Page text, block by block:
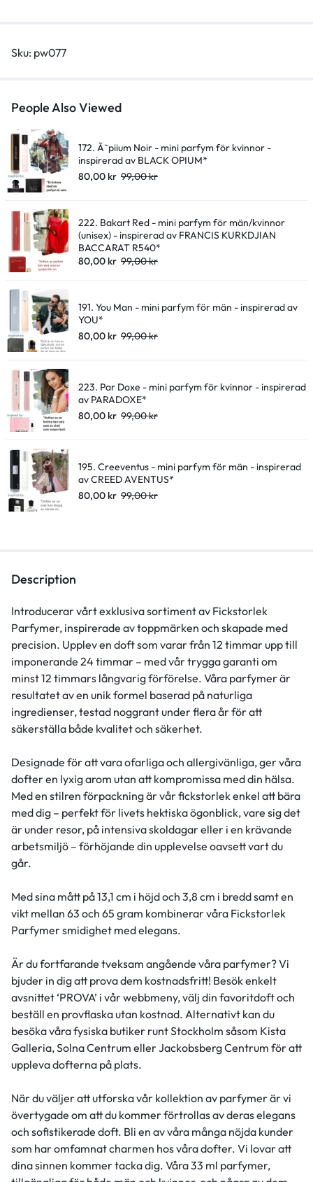
Sku: pw077
People Also Viewed
172. Ã˜piium Noir - mini parfym för kvinnor -
inspirerad av BLACK OPIUM*
80,00kr 99,00kr
222. Bakart Red - mini parfym för män/kvinnor
(unisex) - inspirerad av FRANCIS KURKDJIAN
BACCARAT R540*
80,00kr 99,00kr
191. You Man - mini parfym för män - inspirerad av
YOU*
80,00kr 99,00kr
223. Par Doxe - mini parfym för kvinnor - inspirerad
av PARADOXE*
80,00kr 99,00kr
195. Creeventus - mini parfym för män - inspirerad
av CREED AVENTUS*
80,00kr 99,00kr
Description
Introducerar vårt exklusiva sortiment av Fickstorlek
Parfymer, inspirerade av toppmärken och skapade med
precision. Upplev en doft som varar från 12 timmar upp till
imponerande 24 timmar – med vår trygga garanti om
minst 12 timmars långvarig förförelse. Våra parfymer är
resultatet av en unik formel baserad på naturliga
ingredienser, testad noggrant under flera år för att
säkerställa både kvalitet och säkerhet.
Designade för att vara ofarliga och allergivänliga, ger våra
dofter en lyxig arom utan att kompromissa med din hälsa.
Med en stilren förpackning är vår fickstorlek enkel att bära
med dig – perfekt för livets hektiska ögonblick, vare sig det
är under resor, på intensiva skoldagar eller i en krävande
arbetsmiljö – förhöjande din upplevelse oavsett vart du
går.
Med sina mått på 13,1 cm i höjd och 3,8 cm i bredd samt en
vikt mellan 63 och 65 gram kombinerar våra Fickstorlek
Parfymer smidighet med elegans.
Är du fortfarande tveksam angående våra parfymer? Vi
bjuder in dig att prova dem kostnadsfritt! Besök enkelt
avsnittet ‘PROVA’ i vår webbmeny, välj din favoritdoft och
beställ en provflaska utan kostnad. Alternativt kan du
besöka våra fysiska butiker runt Stockholm såsom Kista
Galleria, Solna Centrum eller Jackobsberg Centrum för att
uppleva dofterna på plats.
När du väljer att utforska vår kollektion av parfymer är vi
övertygade om att du kommer förtrollas av deras elegans
och sofistikerade doft. Bli en av våra många nöjda kunder
som har omfamnat charmen hos våra dofter. Vi lovar att
dina sinnen kommer tacka dig. Våra 33 ml parfymer,